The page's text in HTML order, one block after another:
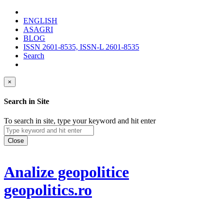
ENGLISH
ASAGRI
BLOG
ISSN 2601-8535, ISSN-L 2601-8535
Search
×
Search in Site
To search in site, type your keyword and hit enter
Close
Analize geopolitice
geopolitics.ro